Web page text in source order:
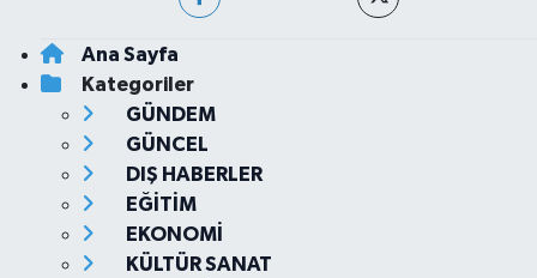
Ana Sayfa
Kategoriler
GÜNDEM
GÜNCEL
DIŞ HABERLER
EĞİTİM
EKONOMİ
KÜLTÜR SANAT